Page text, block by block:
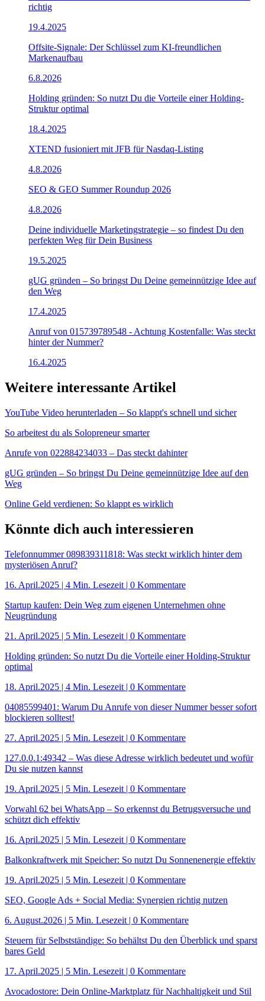
richtig
19.4.2025
Offsite-Signale: Der Schlüssel zum KI-freundlichen
Markenaufbau
6.8.2026
Holding gründen: So nutzt Du die Vorteile einer Holding-
Struktur optimal
18.4.2025
XTEND fusioniert mit JFB für Nasdaq-Listing
4.8.2026
SEO & GEO Summer Roundup 2026
4.8.2026
Deine individuelle Marketingstrategie – so findest Du den
perfekten Weg für Dein Business
19.5.2025
gUG gründen – So bringst Du Deine gemeinnützige Idee auf
den Weg
17.4.2025
Anruf von 015739789548 - Achtung Kostenfalle: Was steckt
hinter der Nummer?
16.4.2025
Weitere interessante Artikel
YouTube Video herunterladen – So klappt's schnell und sicher
So arbeitest du als Solopreneur smarter
Anrufe von 022884234033 – Das steckt dahinter
gUG gründen – So bringst Du Deine gemeinnützige Idee auf den
Weg
Online Geld verdienen: So klappt es wirklich
Könnte dich auch interessieren
Telefonnummer 089839311818: Was steckt wirklich hinter dem
mysteriösen Anruf?
16. April.2025 | 4 Min. Lesezeit | 0 Kommentare
Startup kaufen: Dein Weg zum eigenen Unternehmen ohne
Neugründung
21. April.2025 | 5 Min. Lesezeit | 0 Kommentare
Holding gründen: So nutzt Du die Vorteile einer Holding-Struktur
optimal
18. April.2025 | 4 Min. Lesezeit | 0 Kommentare
04085599401: Warum Du Anrufe von dieser Nummer besser sofort
blockieren solltest!
27. April.2025 | 5 Min. Lesezeit | 0 Kommentare
127.0.0.1:49342 – Was diese Adresse wirklich bedeutet und wofür
Du sie nutzen kannst
19. April.2025 | 5 Min. Lesezeit | 0 Kommentare
Vorwahl 62 bei WhatsApp – So erkennst du Betrugsversuche und
schützt dich effektiv
16. April.2025 | 5 Min. Lesezeit | 0 Kommentare
Balkonkraftwerk mit Speicher: So nutzt Du Sonnenenergie effektiv
19. April.2025 | 5 Min. Lesezeit | 0 Kommentare
SEO, Google Ads + Social Media: Synergien richtig nutzen
6. August.2026 | 5 Min. Lesezeit | 0 Kommentare
Steuern für Selbstständige: So behältst Du den Überblick und sparst
bares Geld
17. April.2025 | 5 Min. Lesezeit | 0 Kommentare
Avocadostore: Dein Online-Marktplatz für Nachhaltigkeit und Stil